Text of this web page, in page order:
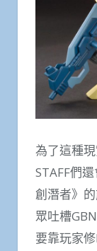
為了這種
STAFF們
創潛者》
眾吐槽
要靠玩家修